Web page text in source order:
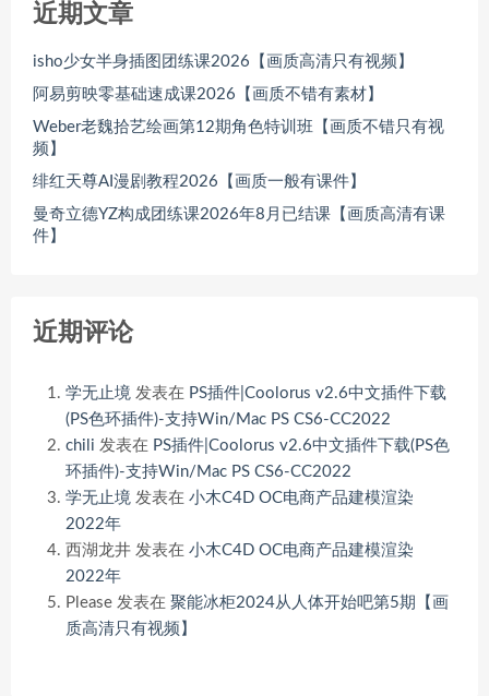
近期文章
isho少女半身插图团练课2026【画质高清只有视频】
阿易剪映零基础速成课2026【画质不错有素材】
Weber老魏拾艺绘画第12期角色特训班【画质不错只有视
频】
绯红天尊AI漫剧教程2026【画质一般有课件】
曼奇立德YZ构成团练课2026年8月已结课【画质高清有课
件】
近期评论
学无止境 发表在 PS插件|Coolorus v2.6中文插件下载
(PS色环插件)-支持Win/Mac PS CS6-CC2022
chili 发表在 PS插件|Coolorus v2.6中文插件下载(PS色
环插件)-支持Win/Mac PS CS6-CC2022
学无止境 发表在 小木C4D OC电商产品建模渲染
2022年
西湖龙井 发表在 小木C4D OC电商产品建模渲染
2022年
Please 发表在 聚能冰柜2024从人体开始吧第5期【画
质高清只有视频】